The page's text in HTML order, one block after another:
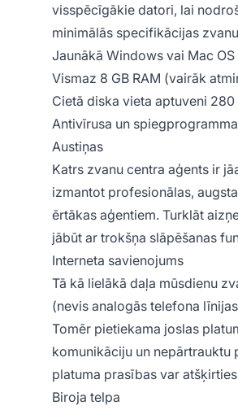
visspēcīgākie datori, lai
minimālās specifikācijas
Jaunākā Windows vai Mac
Vismaz 8 GB RAM (vairāk
Cietā diska vieta aptuveni 280
Antivīrusa un
Austiņas
Katrs zvanu centra aģents ir
izmantot profesionālas,
ērtākas aģentiem. Turklāt
jābūt ar trokšņa slāpēšanas
Interneta savienojums
Tā kā lielākā daļa mūsdienu
(nevis analogās telefona
Tomēr pietiekama joslas
komunikāciju un nepārtrauktu
platuma prasības var
Biroja telpa